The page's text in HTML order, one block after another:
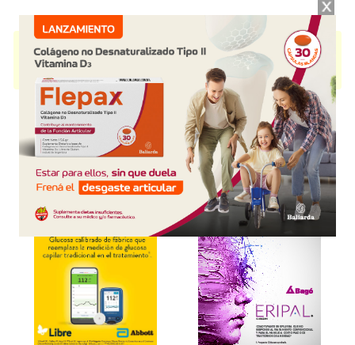
EMADIANMET contiene empagliflozina+metformina clorh.
y se indica
comoHipoglucemiante oral . Es producido por Noltery cuenta con 4
Explorar más
Otros productos con
empagliflozina+metformina
clorh.